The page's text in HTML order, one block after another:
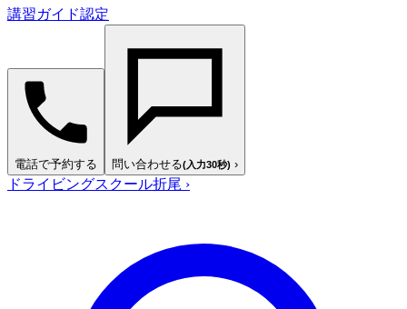
講習ガイド認定
電話で予約する 問い合わせる(入力30秒) ›
ドライビングスクール折尾 ›